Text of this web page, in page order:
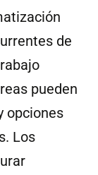
de
pueden
opciones
Los